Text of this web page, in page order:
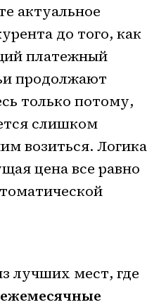
актуальное
до того, как
платежный
продолжают
только потому,
слишком
возиться. Логика
цена все равно
лучших мест, где